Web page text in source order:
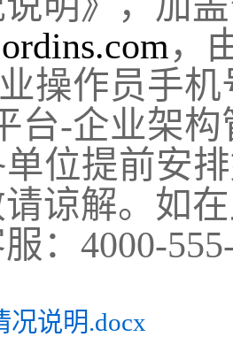
，
操作员手
台-企业架
位提前安
谅解。如
： 4000-
况说明.docx